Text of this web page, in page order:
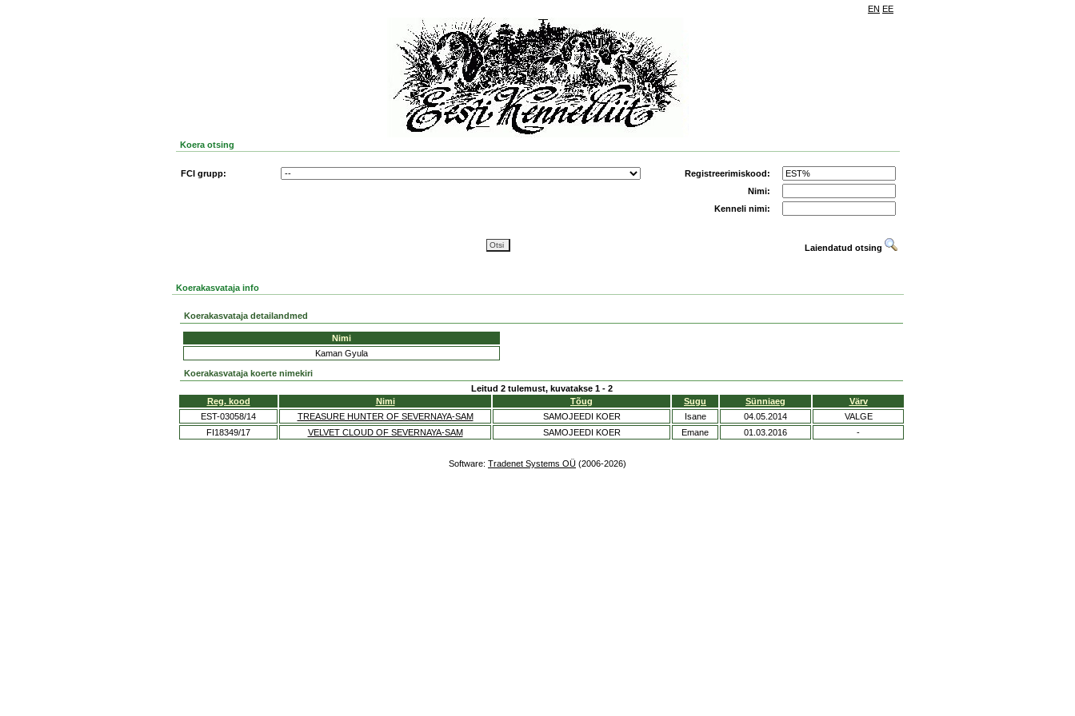
EN EE
Koera otsing
FCI grupp:
Registreerimiskood:
Nimi:
Kenneli nimi:
Laiendatud otsing
Koerakasvataja info
Koerakasvataja detailandmed
Nimi
Kaman Gyula
Koerakasvataja koerte nimekiri
Leitud 2 tulemust, kuvatakse 1 - 2
Reg. kood
Nimi Tõug Sugu Sünniaeg
Värv
EST-03058/14
TREASURE HUNTER OF SEVERNAYA-SAM SAMOJEEDI KOER Isane 04.05.2014
VALGE
FI18349/17
VELVET CLOUD OF SEVERNAYA-SAM SAMOJEEDI KOER Emane 01.03.2016 -
Software: Tradenet Systems OÜ (2006-2026)